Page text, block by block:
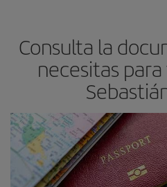
avión más baratos te saldrán.
las fechas y los horarios del viaje
el precio más barato.
Consulta la
necesitas